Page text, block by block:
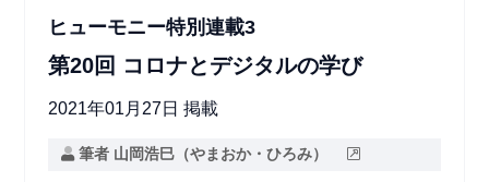
ヒューモニー特別連載3
第20回 コロナとデジタルの学び
2021年01月27日 掲載
筆者 山岡浩巳（やまおか・ひろみ）